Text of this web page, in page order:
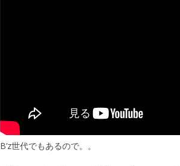
B’z世代でもあるので。。